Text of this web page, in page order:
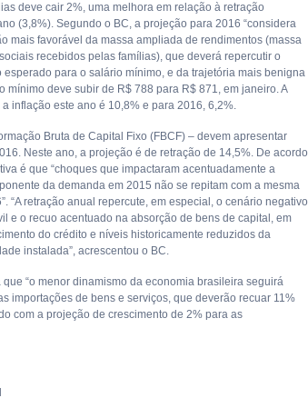
deve cair 2%, uma melhora em relação à retração
(3,8%). Segundo o BC, a projeção para 2016 “considera
mais favorável da massa ampliada de rendimentos (massa
recebidos pelas famílias), que deverá repercutir o
esperado para o salário mínimo, e da trajetória mais benigna
mínimo deve subir de R$ 788 para R$ 871, em janeiro. A
inflação este ano é 10,8% e para 2016, 6,2%.
Bruta de Capital Fixo (FBCF) – devem apresentar
Neste ano, a projeção é de retração de 14,5%. De acordo
é que “choques que impactaram acentuadamente a
da demanda em 2015 não se repitam com a mesma
“A retração anual repercute, em especial, o cenário negativo
e o recuo acentuado na absorção de bens de capital, em
do crédito e níveis historicamente reduzidos da
instalada”, acrescentou o BC.
“o menor dinamismo da economia brasileira seguirá
importações de bens e serviços, que deverão recuar 11%
com a projeção de crescimento de 2% para as